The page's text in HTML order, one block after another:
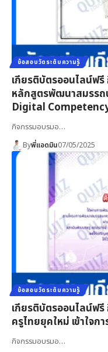
ข้อสอบวัดระดับความรู้
เกียรติบัตรออนไลน์ฟรี
หลักสูตรพัฒนาสมรรถ
Digital
กิจกรรมอบรมอ…
Byพี่แอดมิน07/05/2025
ข้อสอบวัดระดับความรู้
เกียรติบัตรออนไลน์ฟรี
ครูไทยยุคใหม่ เข้าใจกา
กิจกรรมอบรมอ…